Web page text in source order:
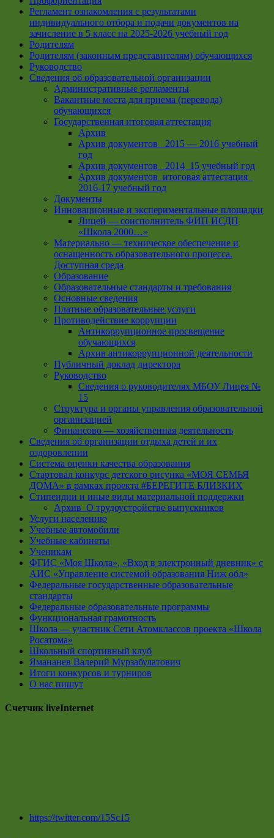
Регламент ознакомления с результатами
индивидуального отбора и подачи документов на
зачисление в 5 класс на 2025-2026 учебный год
Родителям
Родителям (законным представителям) обучающихся
Руководство
Сведения об образовательной организации
Административные регламенты
Вакантные места для приема (перевода)
обучающихся
Государственная итоговая аттестация
Архив
Архив документов _2015 — 2016 учебный
год
Архив документов_ 2014_15 учебный год
Архив документов_итоговая аттестация_
2016-17 учебный год
Документы
Инновационные и экспериментальные площадки
Лицей — соисполнитель ФИП ИСДП
«Школа 2000…»
Материально — техническое обеспечение и
оснащенность образовательного процесса.
Доступная среда
Образование
Образовательные стандарты и требования
Основные сведения
Платные образовательные услуги
Противодействие коррупции
Антикоррупционное просвещение
обучающихся
Архив антикоррупционной деятельности
Публичный доклад директора
Руководство
Cведения о руководителях МБОУ Лицея №
15
Структура и органы управления образовательной
организацией
Финансово — хозяйственная деятельность
Сведения об организации отдыха детей и их
оздоровлении
Система оценки качества образования
Стартовал конкурс детского рисунка «МОЯ СЕМЬЯ
ДОМА» в рамках проекта #БЕРЕГИТЕ БЛИЗКИХ
Стипендии и иные виды материальной поддержки
Архив_О трудоустройстве выпускников
Услуги населению
Учебные автомобили
Учебные кабинеты
Ученикам
ФГИС «Моя Школа», «Вход в электронный дневник» с
АИС «Управление системой образования Ниж обл»
Федеральные государственные образовательные
стандарты
Федеральные образовательные программы
Функциональная грамотность
Школа — участник Сети Атомклассов проекта «Школа
Росатома»
Школьный спортивный клуб
Ямананев Валерий Мурзабулатович
Итоги конкурсов и турниров
О нас пишут
Счетчик liveInternet
https://twitter.com/15Sc15